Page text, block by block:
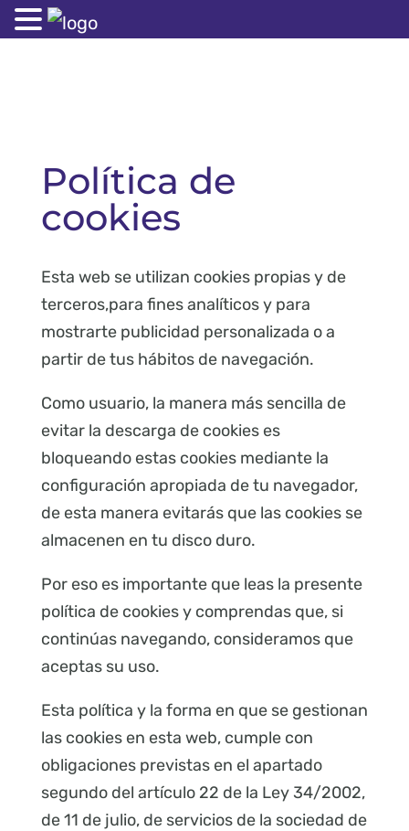
Política de
cookies
Esta web se utilizan cookies propias y de
terceros,para fines analíticos y para
mostrarte publicidad personalizada o a
partir de tus hábitos de navegación.
Como usuario, la manera más sencilla de
evitar la descarga de cookies es
bloqueando estas cookies mediante la
configuración apropiada de tu navegador,
de esta manera evitarás que las cookies se
almacenen en tu disco duro.
Por eso es importante que leas la presente
política de cookies y comprendas que, si
continúas navegando, consideramos que
aceptas su uso.
Esta política y la forma en que se gestionan
las cookies en esta web, cumple con
obligaciones previstas en el apartado
segundo del artículo 22 de la Ley 34/2002,
de 11 de julio, de servicios de la sociedad de